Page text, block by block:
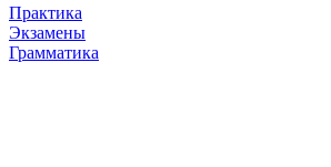
Практика
Экзамены
Грамматика